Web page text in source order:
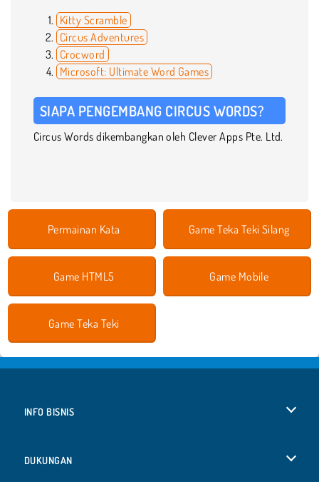
Kitty Scramble
Circus Adventures
Crocword
Microsoft: Ultimate Word Games
SIAPA PENGEMBANG CIRCUS WORDS?
Circus Words dikembangkan oleh Clever Apps Pte. Ltd.
Permainan Kata Game Teka Teki Silang
Game HTML5 Game Mobile
Game Teka Teki
INFO BISNIS
DUKUNGAN